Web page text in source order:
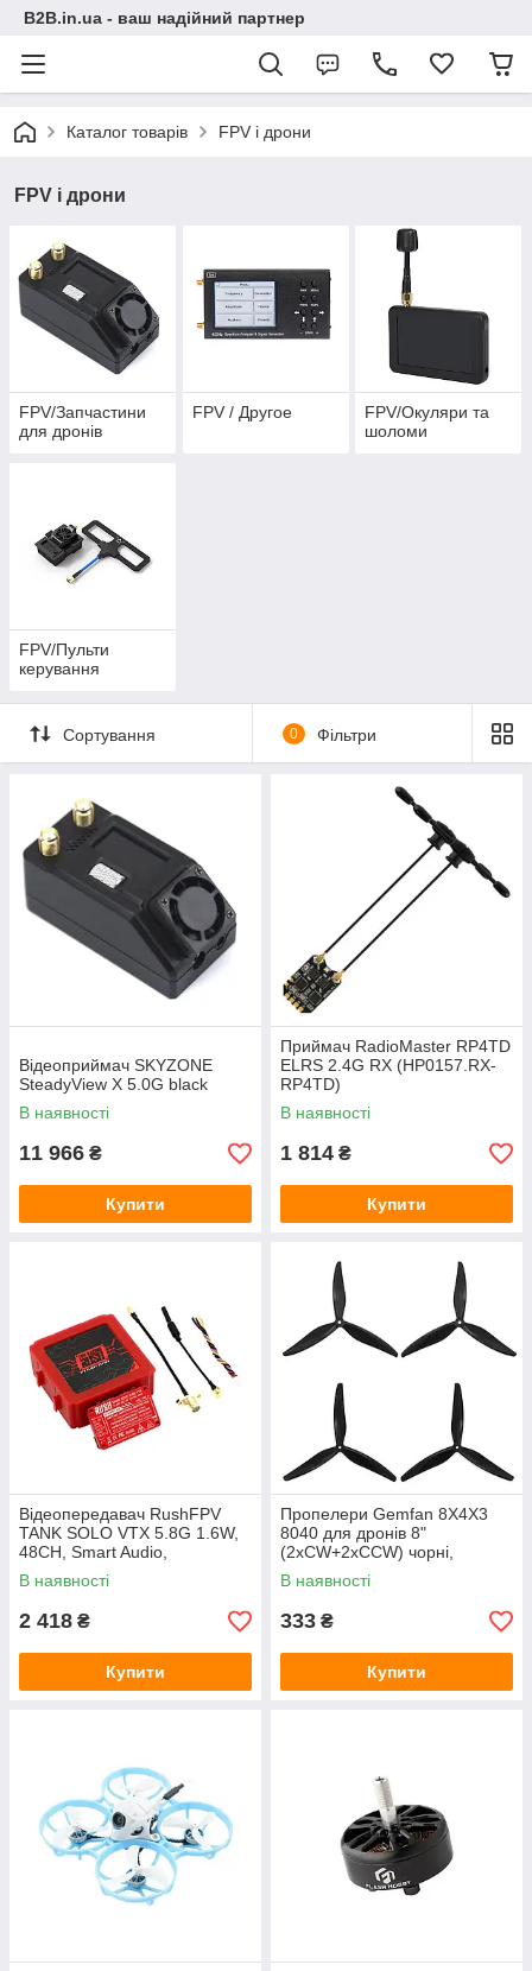
B2B.in.ua - ваш надійний партнер
Каталог товарів FPV і дрони
FPV і дрони
FPV/Запчастини
для дронів
FPV / Другое
FPV/Окуляри та
шоломи
FPV/Пульти
керування
Сортування 0 Фільтри
Відеоприймач SKYZONE
SteadyView X 5.0G black
В наявності
11 966 ₴
Купити
Приймач RadioMaster RP4TD
ELRS 2.4G RX (HP0157.RX-
RP4TD)
В наявності
1 814 ₴
Купити
Відеопередавач RushFPV
TANK SOLO VTX 5.8G 1.6W,
48CH, Smart Audio,
алюмінієвий корпус, 12 г
В наявності
2 418 ₴
Купити
Пропелери Gemfan 8X4X3
8040 для дронів 8"
(2xCW+2xCCW) чорні,
трилопатеві, FPV
В наявності
333 ₴
Купити